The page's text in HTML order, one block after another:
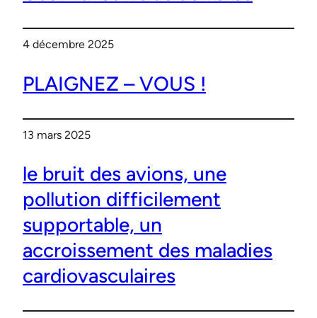
4 décembre 2025
PLAIGNEZ – VOUS !
13 mars 2025
le bruit des avions, une
pollution difficilement
supportable, un
accroissement des maladies
cardiovasculaires